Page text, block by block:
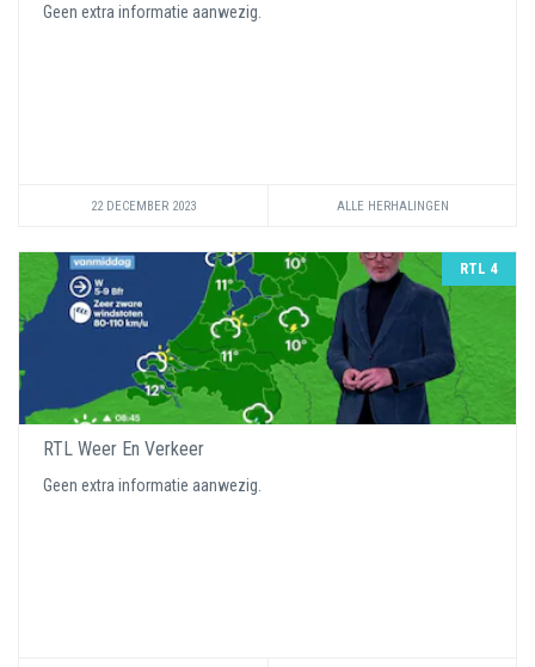
Geen extra informatie aanwezig.
22 DECEMBER 2023 ALLE HERHALINGEN
RTL 4
RTL Weer En Verkeer
Geen extra informatie aanwezig.